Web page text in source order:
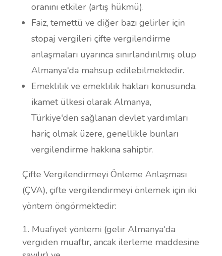
oranını etkiler (artış hükmü).
Faiz, temettü ve diğer bazı gelirler için
stopaj vergileri çifte vergilendirme
anlaşmaları uyarınca sınırlandırılmış olup
Almanya'da mahsup edilebilmektedir.
Emeklilik ve emeklilik hakları konusunda,
ikamet ülkesi olarak Almanya,
Türkiye'den sağlanan devlet yardımları
hariç olmak üzere, genellikle bunları
vergilendirme hakkına sahiptir.
Çifte Vergilendirmeyi Önleme Anlaşması
(ÇVA), çifte vergilendirmeyi önlemek için iki
yöntem öngörmektedir:
Muafiyet yöntemi (gelir Almanya'da
vergiden muaftır, ancak ilerleme maddesine